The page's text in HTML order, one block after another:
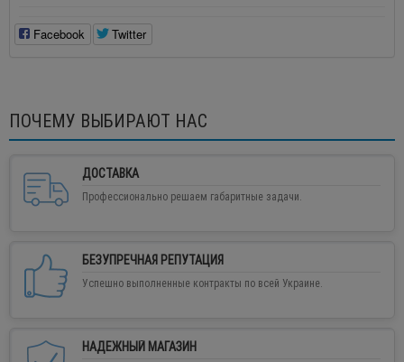
Facebook Twitter
ПОЧЕМУ ВЫБИРАЮТ НАС
ДОСТАВКА
Профессионально решаем габаритные задачи.
БЕЗУПРЕЧНАЯ РЕПУТАЦИЯ
Успешно выполненные контракты по всей Украине.
НАДЕЖНЫЙ МАГАЗИН